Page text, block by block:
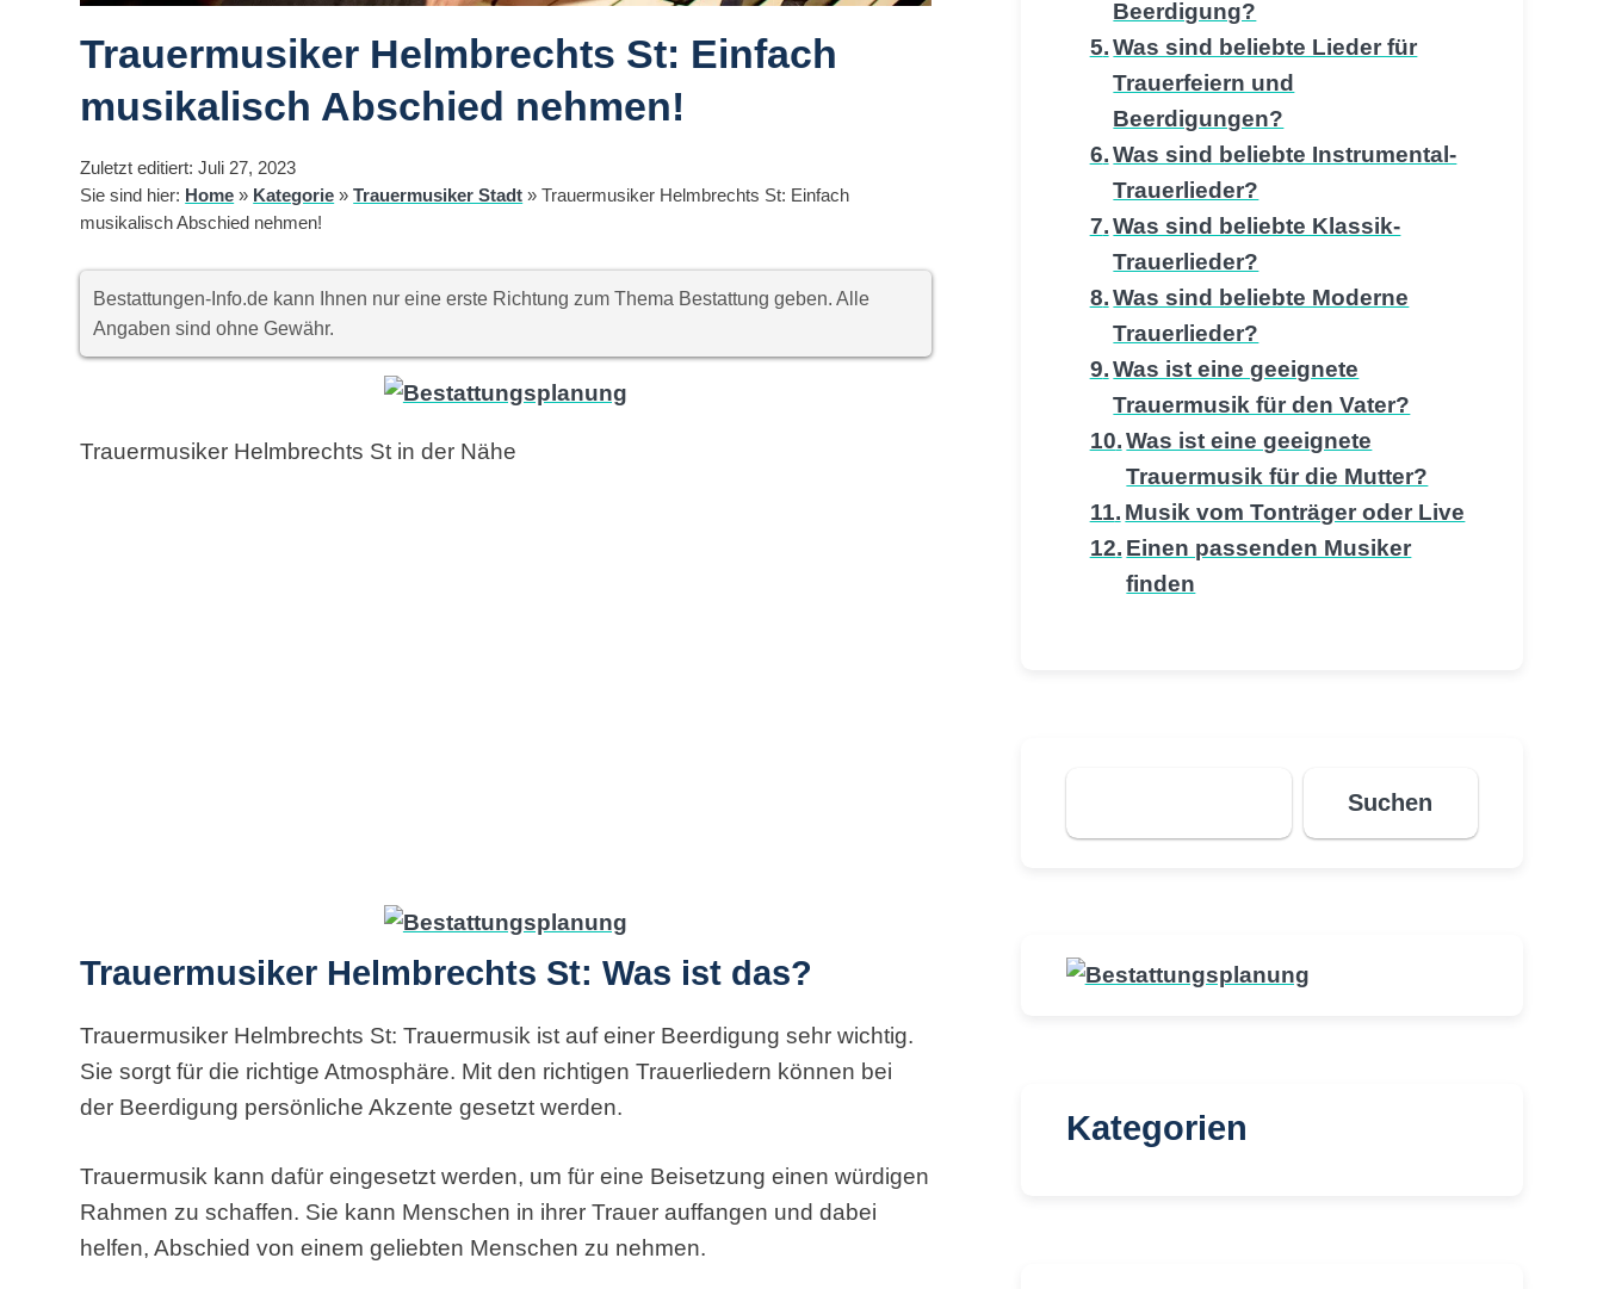
Trauermusiker Helmbrechts St: Einfach
musikalisch Abschied nehmen!
Zuletzt editiert: Juli 27, 2023
Sie sind hier: Home » Kategorie »Trauermusiker Stadt »Trauermusiker Helmbrechts St: Einfach
musikalisch Abschied nehmen!
Bestattungen-Info.de kann Ihnen nur eine erste Richtung zum Thema Bestattung geben. Alle
Angaben sind ohne Gewähr.
Trauermusiker Helmbrechts St in der Nähe
Trauermusiker Helmbrechts St: Was ist das?
Trauermusiker Helmbrechts St: Trauermusik ist auf einer Beerdigung sehr wichtig.
Sie sorgt für die richtige Atmosphäre. Mit den richtigen Trauerliedern können bei
der Beerdigung persönliche Akzente gesetzt werden.
Trauermusik kann dafür eingesetzt werden, um für eine Beisetzung einen würdigen
Rahmen zu schaffen. Sie kann Menschen in ihrer Trauer auffangen und dabei
helfen, Abschied von einem geliebten Menschen zu nehmen.
Beerdigung?
Was sind beliebte Lieder für
Trauerfeiern und
Beerdigungen?
Was sind beliebte Instrumental-
Trauerlieder?
Was sind beliebte Klassik-
Trauerlieder?
Was sind beliebte Moderne
Trauerlieder?
Was ist eine geeignete
Trauermusik für den Vater?
Was ist eine geeignete
Trauermusik für die Mutter?
Musik vom Tonträger oder Live
Einen passenden Musiker
finden
Suchen
Suchen
Kategorien